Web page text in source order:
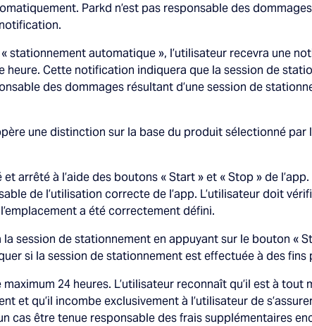
Parkd n’est pas responsable des
stationnement automatique », l’utilisateur recevra une
heure. Cette notification indiquera que la session de
des dommages résultant d’une session de
une distinction sur la base du produit sélectionné par
arrêté à l’aide des boutons « Start » et « Stop » de l’app.
de l’utilisation correcte de l’app. L’utilisateur doit
a été correctement défini.
session de stationnement en appuyant sur le bouton «
si la session de stationnement est effectuée à des fins
24 heures. L’utilisateur reconnaît qu’il est à
et qu’il incombe exclusivement à l’utilisateur de
cas être tenue responsable des frais supplémentaires